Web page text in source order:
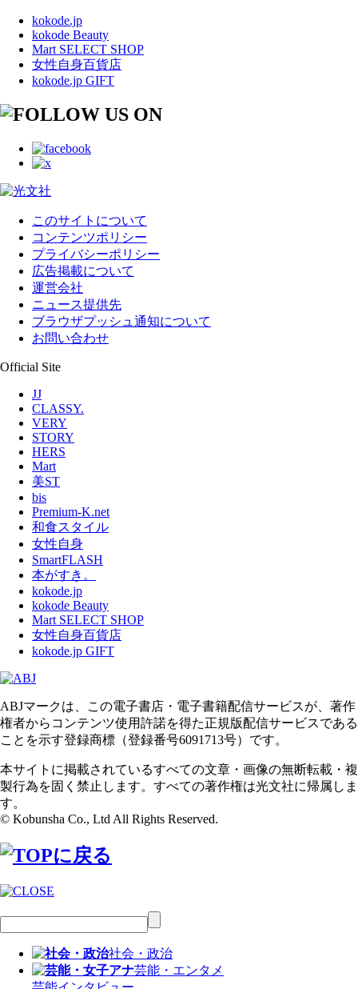
kokode.jp
kokode Beauty
Mart SELECT SHOP
女性自身百貨店
kokode.jp GIFT
このサイトについて
コンテンツポリシー
プライバシーポリシー
広告掲載について
運営会社
ニュース提供先
ブラウザプッシュ通知について
お問い合わせ
Official Site
JJ
CLASSY.
VERY
STORY
HERS
Mart
美ST
bis
Premium-K.net
和食スタイル
女性自身
SmartFLASH
本がすき。
kokode.jp
kokode Beauty
Mart SELECT SHOP
女性自身百貨店
kokode.jp GIFT
ABJマークは、この電子書店・電子書籍配信サービスが、著作
権者からコンテンツ使用許諾を得た正規版配信サービスである
ことを示す登録商標（登録番号6091713号）です。
本サイトに掲載されているすべての文章・画像の無断転載・複
製行為を固く禁止します。すべての著作権は光文社に帰属しま
す。
© Kobunsha Co., Ltd All Rights Reserved.
社会・政治
芸能・エンタメ